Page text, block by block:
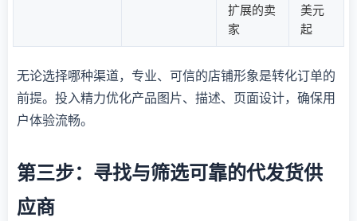
扩展的卖
家
美元
起
无论选择哪种渠道，专业、可信的店铺形象是转化订单的
前提。投入精力优化产品图片、描述、页面设计，确保用
户体验流畅。
第三步：寻找与筛选可靠的代发货供
应商